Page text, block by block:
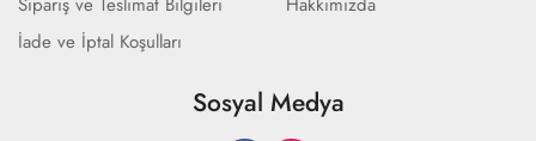
İade ve İptal Koşulları
Sosyal Medya